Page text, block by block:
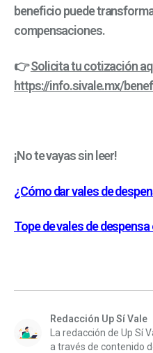
beneficio puede
compensaciones.
👉Solicita tu cotización
https://info.sivale.mx/
¡No te vayas sin leer!
¿Cómo dar vales de
Tope de vales de despensa
Redacción Up Sí Vale
La redacción de Up Sí
a través de contenido